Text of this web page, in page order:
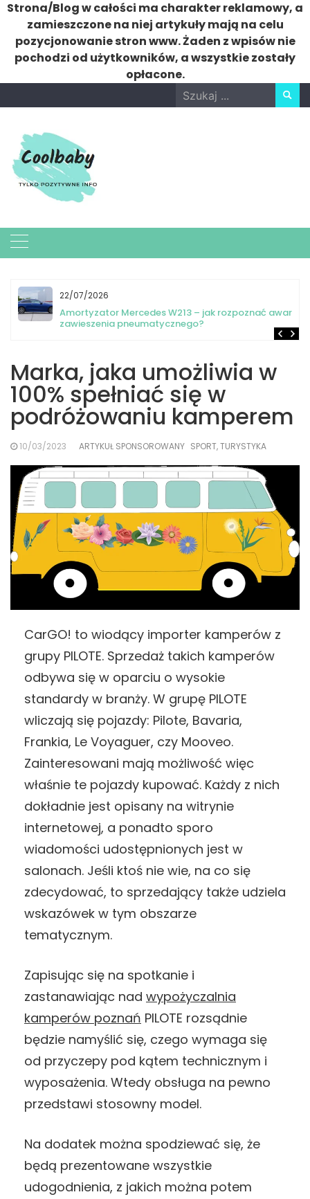
Strona/Blog w całości ma charakter reklamowy, a
zamieszczone na niej artykuły mają na celu
pozycjonowanie stron www. Żaden z wpisów nie
pochodzi od użytkowników, a wszystkie zostały
opłacone.
to
Search
for:
22/07/2026
Amortyzator Mercedes W213 – jak rozpoznać awarię
zawieszenia pneumatycznego?
Marka, jaka umożliwia w
100% spełniać się w
podróżowaniu kamperem
10/03/2023 ARTYKUŁ SPONSOROWANY SPORT, TURYSTYKA
CarGO! to wiodący importer kamperów z
grupy PILOTE. Sprzedaż takich kamperów
odbywa się w oparciu o wysokie
standardy w branży. W grupę PILOTE
wliczają się pojazdy: Pilote, Bavaria,
Frankia, Le Voyaguer, czy Mooveo.
Zainteresowani mają możliwość więc
właśnie te pojazdy kupować. Każdy z nich
dokładnie jest opisany na witrynie
internetowej, a ponadto sporo
wiadomości udostępnionych jest w
salonach. Jeśli ktoś nie wie, na co się
zdecydować, to sprzedający także udziela
wskazówek w tym obszarze
tematycznym.
Zapisując się na spotkanie i
zastanawiając nad wypożyczalnia
kamperów poznań PILOTE rozsądnie
będzie namyślić się, czego wymaga się
od przyczepy pod kątem technicznym i
wyposażenia. Wtedy obsługa na pewno
przedstawi stosowny model.
Na dodatek można spodziewać się, że
będą prezentowane wszystkie
udogodnienia, z jakich można potem